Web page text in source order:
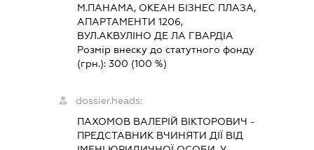
М.ПАНАМА, ОКЕАН БІЗНЕС ПЛАЗА,
АПАРТАМЕНТИ 1206,
ВУЛ.АКВУЛІНО ДЕ ЛА ГВАРДІА
Розмір внеску до статутного фонду
(грн.):300 (100 %)
dossier.heads:
ПАХОМОВ ВАЛЕРІЙ ВІКТОРОВИЧ -
ПРЕДСТАВНИК ВЧИНЯТИ ДІЇ ВІД